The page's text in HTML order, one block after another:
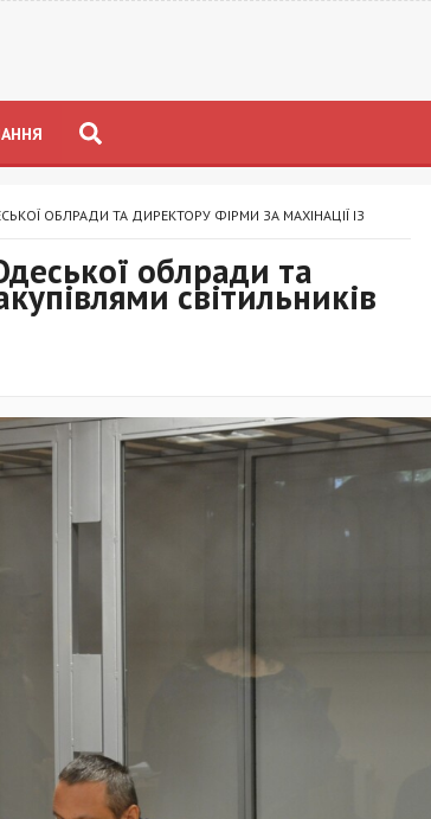
ОБЛРАДИ ТА ДИРЕКТОРУ ФІРМИ ЗА МАХІНАЦІЇ ІЗ
облради та
світильників